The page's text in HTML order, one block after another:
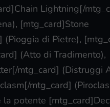
Lightning[/
[mtg_card]Stone
(Pioggia di Pietre),
(Atto di Tradimento),
mtg_card] (Distruggi
mtg_card]
la potente